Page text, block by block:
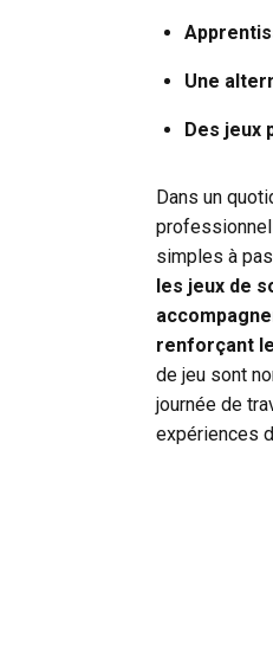
Une
Des jeux
Dans un
simples à
les jeux de
renforçant
de jeu sont
journée de
expériences